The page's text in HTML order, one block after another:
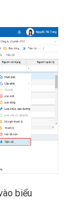
biểu